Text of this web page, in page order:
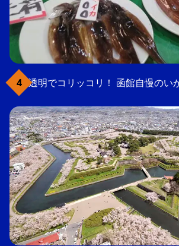
透明でコリッコリ！ 函館自慢のい